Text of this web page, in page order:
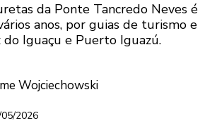
da Ponte Tancredo Neves é
anos, por guias de turismo e
do Iguaçu e Puerto Iguazú.
Wojciechowski
2026